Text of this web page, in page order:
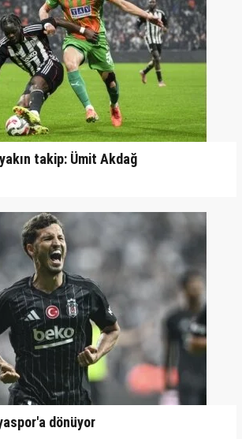
takip: Ümit Akdağ
dönüyor